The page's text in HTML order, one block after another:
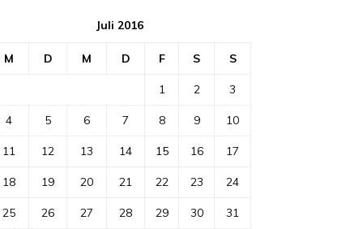
Juli 2016
M D M D F S S
1 2 3
4 5 6 7 8 9 10
11 12 13 14 15 16 17
18 19 20 21 22 23 24
25 26 27 28 29 30
31